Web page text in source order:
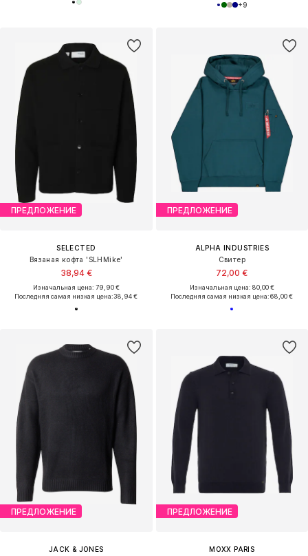
+9
ПРЕДЛОЖЕНИЕ
SELECTED
Вязаная кофта 'SLHMike'
38,94 €
Изначальная цена: 79,90 €
Последняя самая низкая цена:38,94 €
ПРЕДЛОЖЕНИЕ
ALPHA INDUSTRIES
Свитер
72,00 €
Изначальная цена: 80,00 €
Последняя самая низкая цена:68,00 €
ПРЕДЛОЖЕНИЕ
JACK & JONES
ПРЕДЛОЖЕНИЕ
MOXX PARIS